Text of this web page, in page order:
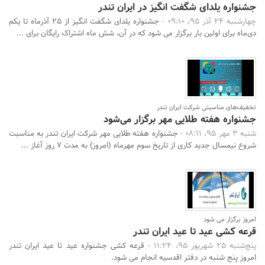
جشنواره یلدای شگفت‌ انگیز در ایران تندر
چهارشنبه 24 آذر 95، 09:10 -
جشنواره یلدای شگفت انگیز از 25 آذرماه تا یکم
دی‌ماه برای اولین بار برگزار می شود که در آن، شش ماه اشتراک رایگان برای ...
تخفیف‌های مناسبتی شرکت ایران تندر
جشنواره هفته طلایی مهر برگزار می‌شود
شنبه 3 مهر 95، 08:11 -
جشنواره هفته طلایی مهر شرکت ایران تندر به مناسبت
شروع نیمسال جدید کاری از تاریخ سوم مهرماه (امروز) به مدت 7 روز آغاز ...
امروز برگزار می شود
قرعه کشی عید تا عید ایران تندر
پنج‌شنبه 25 شهریور 95، 11:24 -
قرعه کشی جشنواره عید تا عید ایران تندر
امروز پنج شنبه در دفتر اقدسیه انجام می شود.